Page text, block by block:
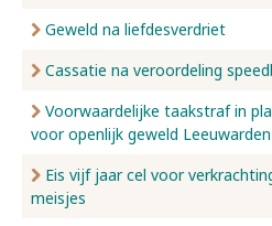
Geweld na liefdesverdriet
Cassatie na veroordeling
Voorwaardelijke taakstraf in
voor openlijk geweld Leeuwarden
Eis vijf jaar cel voor
meisjes